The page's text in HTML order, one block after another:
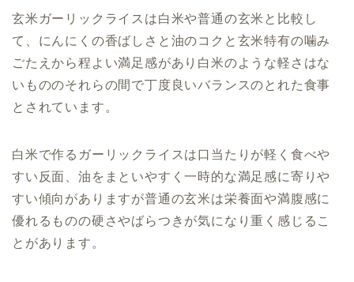
玄米ガーリックライスは白米や普通の玄米と比較し
て、にんにくの香ばしさと油のコクと玄米特有の噛み
ごたえから程よい満足感があり白米のような軽さはな
いもののそれらの間で丁度良いバランスのとれた食事
とされています。
白米で作るガーリックライスは口当たりが軽く食べや
すい反面、油をまといやすく一時的な満足感に寄りや
すい傾向がありますが普通の玄米は栄養面や満腹感に
優れるものの硬さやばらつきが気になり重く感じるこ
とがあります。